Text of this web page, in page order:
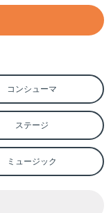
コンシューマ
ステージ
ミュージック